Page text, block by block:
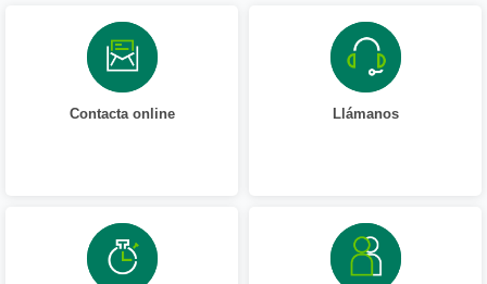
Contacta online Llámanos